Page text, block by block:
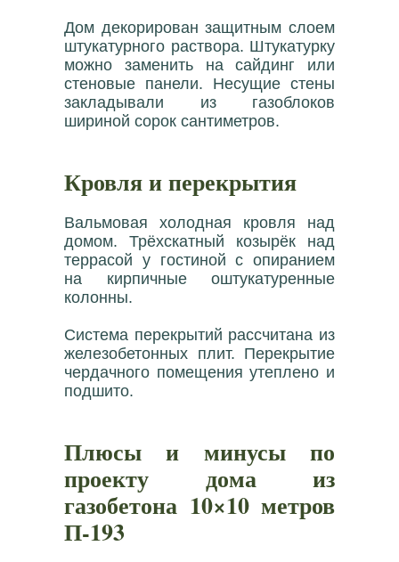
Дом декорирован защитным слоем
штукатурного раствора. Штукатурку
можно заменить на сайдинг или
стеновые панели. Несущие стены
закладывали из газоблоков
шириной сорок сантиметров.
Кровля и перекрытия
Вальмовая холодная кровля над
домом. Трёхскатный козырёк над
террасой у гостиной с опиранием
на кирпичные оштукатуренные
колонны.
Система перекрытий рассчитана из
железобетонных плит. Перекрытие
чердачного помещения утеплено и
подшито.
Плюсы и минусы по
проекту дома из
газобетона 10×10 метров
П-193